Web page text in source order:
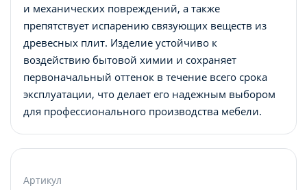
и механических повреждений, а также
препятствует испарению связующих веществ из
древесных плит. Изделие устойчиво к
воздействию бытовой химии и сохраняет
первоначальный оттенок в течение всего срока
эксплуатации, что делает его надежным выбором
для профессионального производства мебели.
Артикул